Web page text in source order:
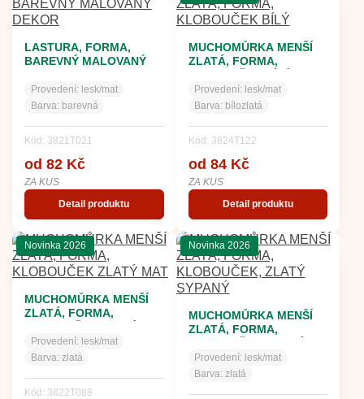
LASTURA, FORMA,
BAREVNÝ MALOVANÝ
Provedení: lesk/mat
Barva: barevná
Kód: 3821T021
od 82 Kč
ZA KUS
Detail produktu
MUCHOMŮRKA MENŠÍ
ZLATÁ, FORMA,
Provedení: lesk/mat
Barva: bílozlatá
Kód: 3824T122
od 84 Kč
ZA KUS
Detail produktu
Novinka 2026
MUCHOMŮRKA MENŠÍ
ZLATÁ, FORMA,
MAT
Provedení: lesk/mat
Barva: zlatá
Kód: 3822T088
Novinka 2026
MUCHOMŮRKA MENŠÍ
ZLATÁ, FORMA,
SYPANÝ
Provedení: lesk/mat
Barva: zlatá